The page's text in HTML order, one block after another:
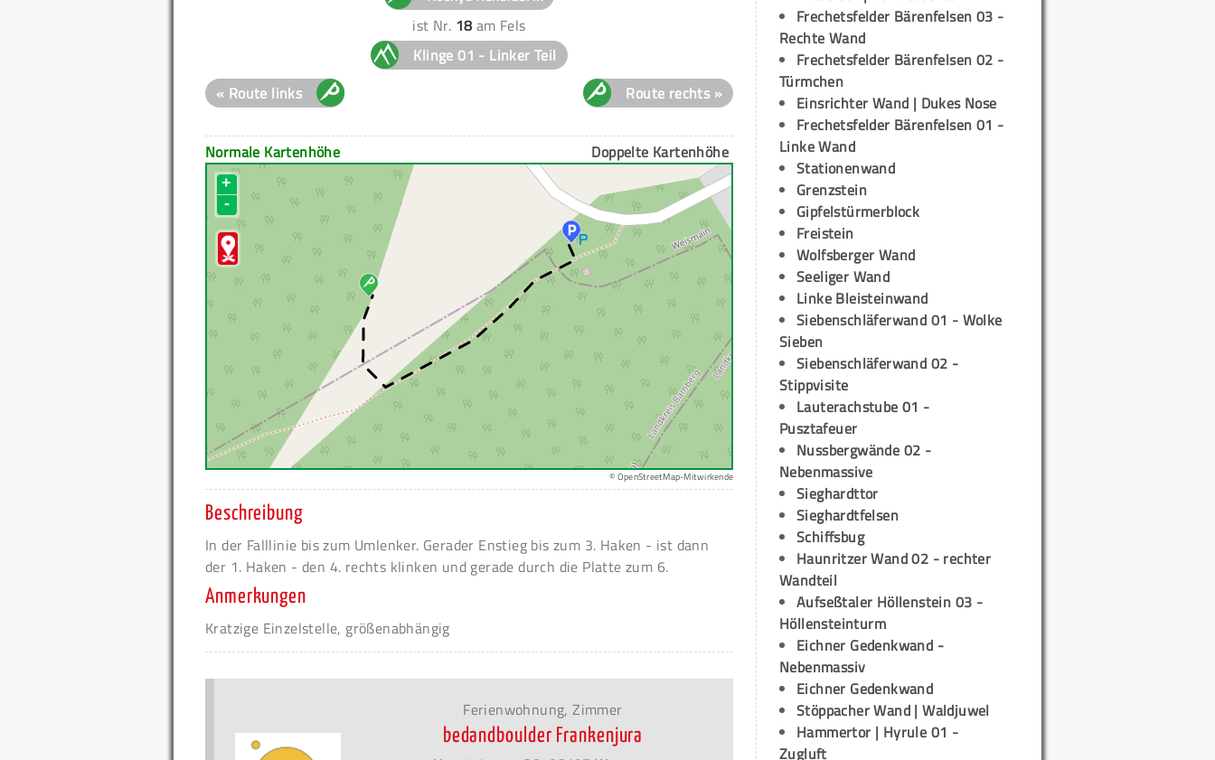
ist Nr. 18 am Fels
Klinge 01 - Linker Teil
« Route links
Route rechts »
Normale Kartenhöhe Doppelte Kartenhöhe
+
-
© OpenStreetMap-Mitwirkende
Beschreibung
In der Falllinie bis zum Umlenker. Gerader Enstieg bis zum 3. Haken - ist dann
der 1. Haken - den 4. rechts klinken und gerade durch die Platte zum 6.
Anmerkungen
Kratzige Einzelstelle, größenabhängig
Ferienwohnung, Zimmer
bedandboulder Frankenjura
Frechetsfelder Bärenfelsen 03 -
Rechte Wand
Frechetsfelder Bärenfelsen 02 -
Türmchen
Einsrichter Wand | Dukes Nose
Frechetsfelder Bärenfelsen 01 -
Linke Wand
Stationenwand
Grenzstein
Gipfelstürmerblock
Freistein
Wolfsberger Wand
Seeliger Wand
Linke Bleisteinwand
Siebenschläferwand 01 - Wolke
Sieben
Siebenschläferwand 02 -
Stippvisite
Lauterachstube 01 -
Pusztafeuer
Nussbergwände 02 -
Nebenmassive
Sieghardttor
Sieghardtfelsen
Schiffsbug
Haunritzer Wand 02 - rechter
Wandteil
Aufseßtaler Höllenstein 03 -
Höllensteinturm
Eichner Gedenkwand -
Nebenmassiv
Eichner Gedenkwand
Stöppacher Wand | Waldjuwel
Hammertor | Hyrule 01 -
Zugluft